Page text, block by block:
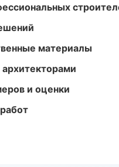
материалы
и оценки